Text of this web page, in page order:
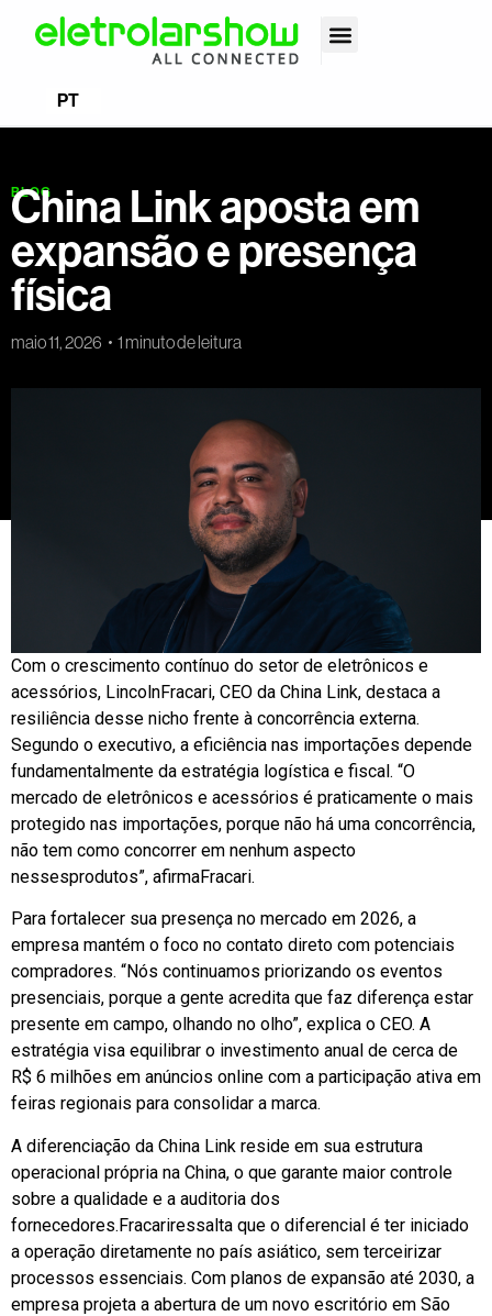
PT
ES
BLOG
China Link aposta em
expansão e presença
física
maio 11, 2026 1 minuto de leitura
Com o crescimento contínuo do setor de eletrônicos e
acessórios, LincolnFracari, CEO da China Link, destaca a
resiliência desse nicho frente à concorrência externa.
Segundo o executivo, a eficiência nas importações depende
fundamentalmente da estratégia logística e fiscal. “O
mercado de eletrônicos e acessórios é praticamente o mais
protegido nas importações, porque não há uma concorrência,
não tem como concorrer em nenhum aspecto
nessesprodutos”, afirmaFracari.
Para fortalecer sua presença no mercado em 2026, a
empresa mantém o foco no contato direto com potenciais
compradores. “Nós continuamos priorizando os eventos
presenciais, porque a gente acredita que faz diferença estar
presente em campo, olhando no olho”, explica o CEO. A
estratégia visa equilibrar o investimento anual de cerca de
R$ 6 milhões em anúncios online com a participação ativa em
feiras regionais para consolidar a marca.
A diferenciação da China Link reside em sua estrutura
operacional própria na China, o que garante maior controle
sobre a qualidade e a auditoria dos
fornecedores.Fracariressalta que o diferencial é ter iniciado
a operação diretamente no país asiático, sem terceirizar
processos essenciais. Com planos de expansão até 2030, a
empresa projeta a abertura de um novo escritório em São